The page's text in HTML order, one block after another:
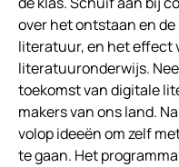
over het ontstaan en
literatuur, en het effect
literatuuronderwijs.
toekomst van digitale
makers van ons land.
volop ideeën om zelf
te gaan. Het